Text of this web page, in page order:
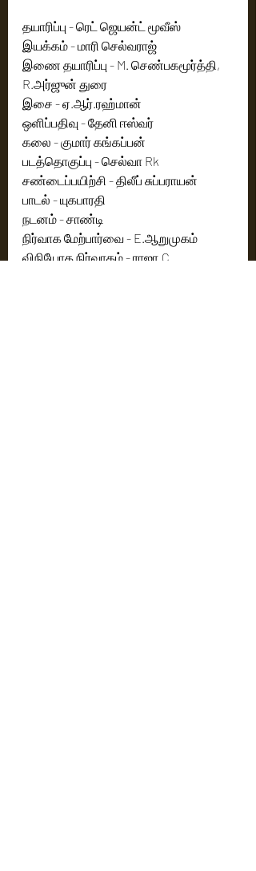
தயாரிப்பு - ரெட் ஜெயன்ட் மூவீஸ்
இயக்கம் - மாரி செல்வராஜ்
இணை தயாரிப்பு - M. செண்பகமூர்த்தி,
R.அர்ஜுன் துரை
இசை - ஏ.ஆர்.ரஹ்மான்
ஒளிப்பதிவு - தேனி ஈஸ்வர்
கலை - குமார் கங்கப்பன்
படத்தொகுப்பு - செல்வா Rk
சண்டைப்பயிற்சி - திலீப் சுப்பராயன்
பாடல் - யுகபாரதி
நடனம் - சாண்டி
நிர்வாக மேற்பார்வை - E.ஆறுமுகம்
விநியோக நிர்வாகம் - ராஜா.C